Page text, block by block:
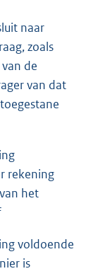
naar
zoals
de
van dat
rekening
het
voldoende
is